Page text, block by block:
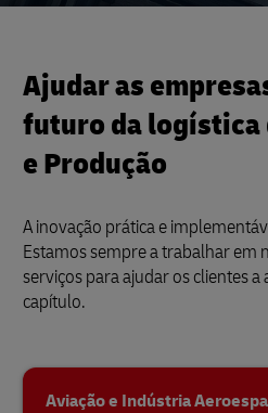
Ajudar as
futuro da logística
e Produção
A inovação prática e
Estamos sempre a trabalhar em
serviços para ajudar os clientes
capítulo.
Aviação e Indústria